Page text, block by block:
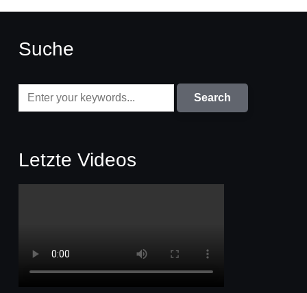
Suche
Letzte Videos